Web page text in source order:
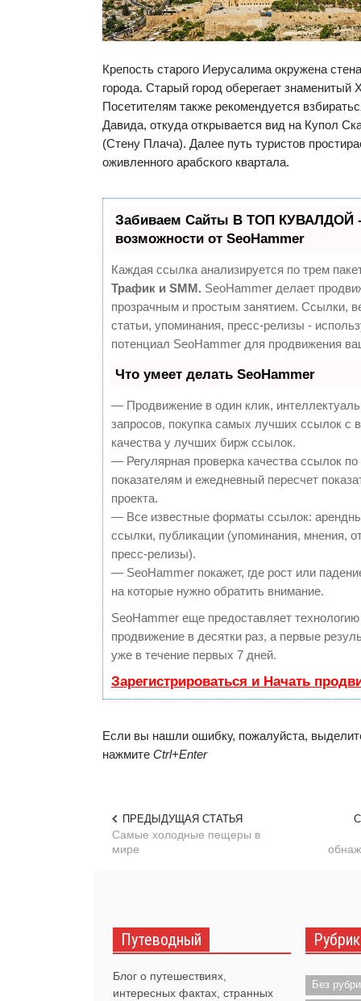
Крепость старого Иерусалима окружена
города. Старый город оберегает знаменитый
Посетителям также рекомендуется
Давида, откуда открывается вид на Купол
(Стену Плача). Далее путь туристов
оживленного арабского квартала.
Забиваем Сайты В ТОП КУВАЛДОЙ
возможности от SeoHammer
Каждая ссылка анализируется по трем
Трафик и SMM. SeoHammer делает
прозрачным и простым занятием. Ссылки,
статьи, упоминания, пресс-релизы -
потенциал SeoHammer для продвижения
Что умеет делать SeoHammer
— Продвижение в один клик,
запросов, покупка самых лучших ссылок с
качества у лучших бирж ссылок.
— Регулярная проверка качества ссылок
показателям и ежедневный пересчет
проекта.
— Все известные форматы ссылок:
ссылки, публикации (упоминания, мнения,
пресс-релизы).
— SeoHammer покажет, где рост или
на которые нужно обратить внимание.
SeoHammer еще предоставляет
продвижение в десятки раз, а первые
уже в течение первых 7 дней.
Зарегистрироваться и Начать
Если вы нашли ошибку, пожалуйста,
нажмите Ctrl+Enter
ПРЕДЫДУЩАЯ СТАТЬЯ
Самые холодные пещеры в
мире
Путеводный
Блог о путешествиях,
интересных фактах, странных
Без